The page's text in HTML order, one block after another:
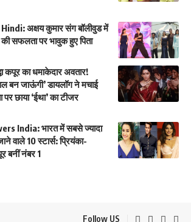
अक्षय कुमार संग बॉलीवुड में
सफलता पर भावुक हुए पिता
कपूर का धमाकेदार अवतार!
बन जाऊंगी’ डायलॉग ने मचाई
छाया ‘ईथा’ का टीजर
India: भारत में सबसे ज्यादा
वाले 10 स्टार्स: प्रियंका-
बनीं नंबर 1
Follow US